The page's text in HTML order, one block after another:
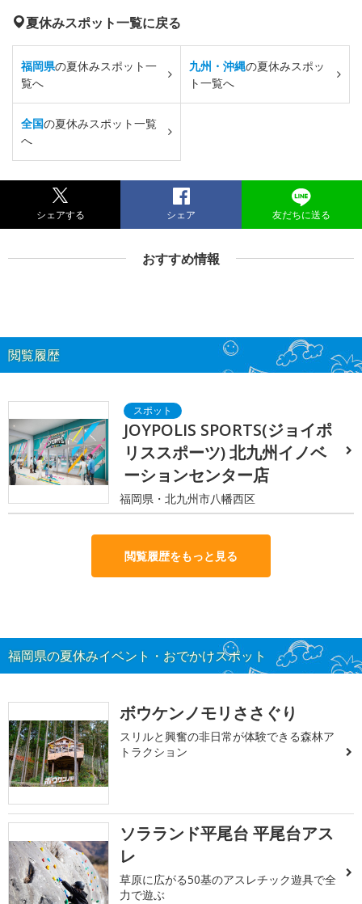
夏休みスポット一覧に戻る
福岡県の夏休みスポット一
覧へ
九州・沖縄の夏休みスポッ
ト一覧へ
全国の夏休みスポット一覧
へ
シェアする シェア 友だちに送る
おすすめ情報
閲覧履歴
JOYPOLIS SPORTS(ジョイポ
リススポーツ) 北九州イノベ
ーションセンター店
福岡県・北九州市八幡西区
閲覧履歴をもっと見る
福岡県の夏休みイベント・おでかけスポット
ボウケンノモリささぐり
スリルと興奮の非日常が体験できる森林ア
トラクション
ソラランド平尾台 平尾台アス
レ
草原に広がる50基のアスレチック遊具で全
力で遊ぶ